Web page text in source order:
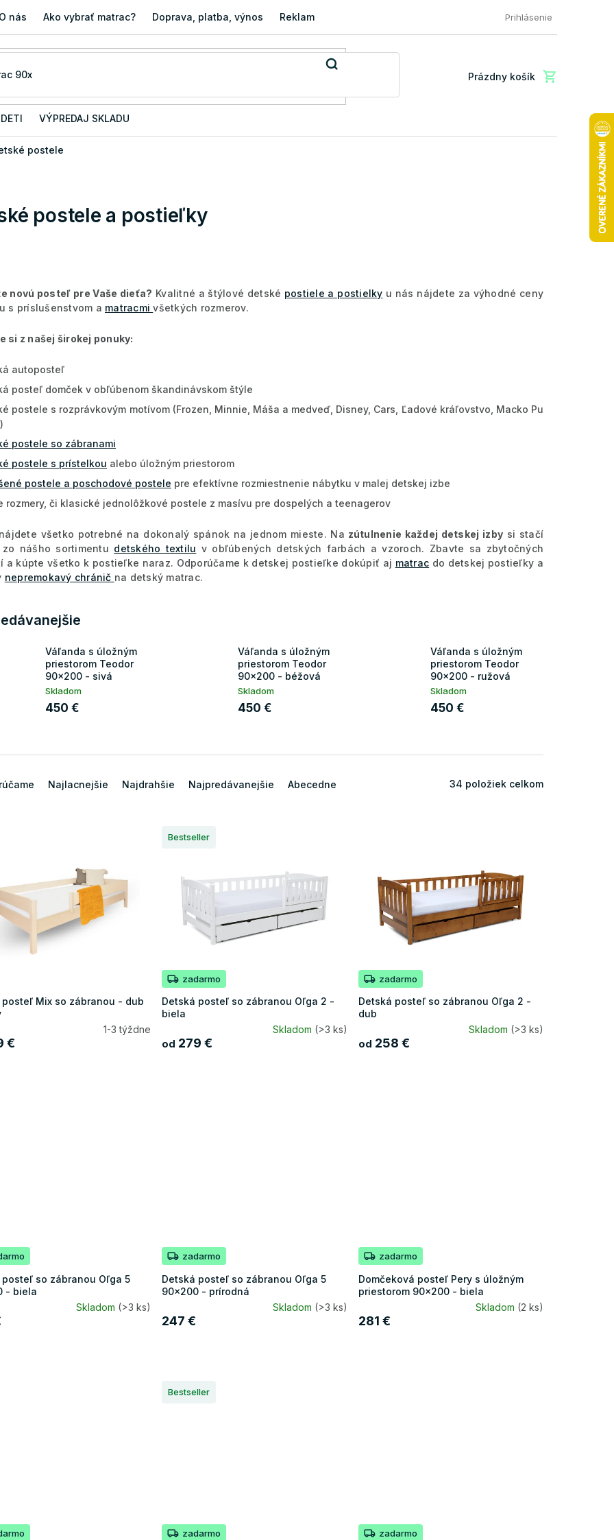
O nás Ako vybrať matrac? Doprava, platba, výnos Reklamácia a vrátenie tovaru FAQ: Najčastejšie otázky zákazníkov
Prihlásenie
Nákupný
Prázdny košík
VÝPREDAJ SKLADU
postele
postele a postieľky
novú posteľ pre Vaše dieťa? Kvalitné a štýlové detské postiele a postielky u nás nájdete za výhodné ceny
s príslušenstvom a matracmivšetkých rozmerov.
si z našej širokej ponuky:
autoposteľ
posteľ domček v obľúbenom škandinávskom štýle
postele s rozprávkovým motívom (Frozen, Minnie, Máša a medveď, Disney, Cars, Ľadové kráľovstvo, Macko Pu
postele so zábranami
postele s prístelkou alebo úložným priestorom
postele a poschodové postele pre efektívne rozmiestnenie nábytku v malej detskej izbe
rozmery, či klasické jednolôžkové postele z masívu pre dospelých a teenagerov
všetko potrebné na dokonalý spánok na jednom mieste. Na zútulnenie každej detskej izby si stačí
nášho sortimentu detského textilu v obľúbených detských farbách a vzoroch. Zbavte sa zbytočných
a kúpte všetko k postieľke naraz. Odporúčame k detskej postieľke dokúpiť aj matrac do detskej postieľky a
nepremokavý chránič na detský matrac.
Váľanda s úložným
priestorom Teodor
90x200 - sivá
Skladom
450 €
Váľanda s úložným
priestorom Teodor
90x200 - béžová
Skladom
450 €
Váľanda s úložným
priestorom Teodor
90x200 - ružová
Skladom
450 €
Najlacnejšie Najdrahšie Najpredávanejšie Abecedne 34 položiek celkom
posteľ Mix so zábranou - dub
1-3 týždne
€
Bestseller
zadarmo
Detská posteľ so zábranou Oľga 2 -
biela
Skladom (>3 ks)
od 279 €
zadarmo
Detská posteľ so zábranou Oľga 2 -
dub
Skladom (>3 ks)
od 258 €
posteľ so zábranou Oľga 5
- biela
Skladom (>3 ks)
zadarmo
Detská posteľ so zábranou Oľga 5
90x200 - prírodná
Skladom (>3 ks)
247 €
zadarmo
Domčeková posteľ Pery s úložným
priestorom 90x200 - biela
Skladom (2 ks)
281 €
Bestseller
zadarmo zadarmo